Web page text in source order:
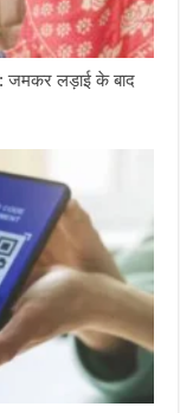
जमकर लड़ाई के बाद